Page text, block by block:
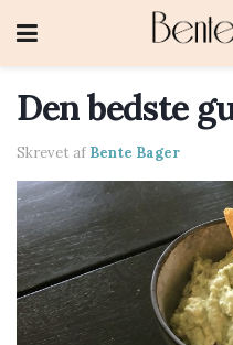
Den bedste
Skrevet af Bente Bager